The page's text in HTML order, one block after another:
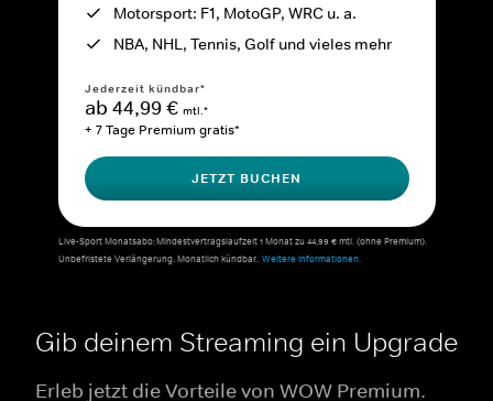
Motorsport: F1, MotoGP, WRC u. a.
NBA, NHL, Tennis, Golf und vieles mehr
Jederzeit kündbar*
ab 44,99 € mtl.*
+ 7 Tage Premium gratis*
JETZT BUCHEN
Live-Sport Monatsabo: Mindestvertragslaufzeit 1 Monat zu 44,99 € mtl. (ohne Premium).
Unbefristete Verlängerung. Monatlich kündbar. Weitere Informationen.
Gib deinem Streaming ein Upgrade
Erleb jetzt die Vorteile von WOW Premium.